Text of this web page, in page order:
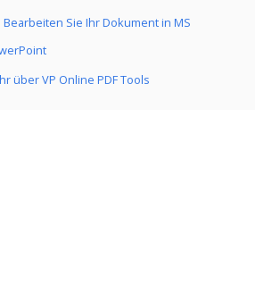
Bearbeiten Sie Ihr Dokument in MS
über VP Online PDF Tools